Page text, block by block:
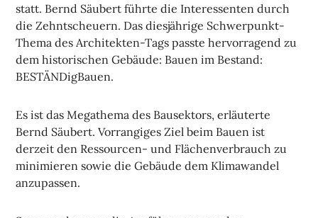
statt. Bernd Säubert führte die Interessenten durch
die Zehntscheuern. Das diesjährige Schwerpunkt-
Thema des Architekten-Tags passte hervorragend zu
dem historischen Gebäude: Bauen im Bestand:
BESTÄNDigBauen.
Es ist das Megathema des Bausektors, erläuterte
Bernd Säubert. Vorrangiges Ziel beim Bauen ist
derzeit den Ressourcen- und Flächenverbrauch zu
minimieren sowie die Gebäude dem Klimawandel
anzupassen.